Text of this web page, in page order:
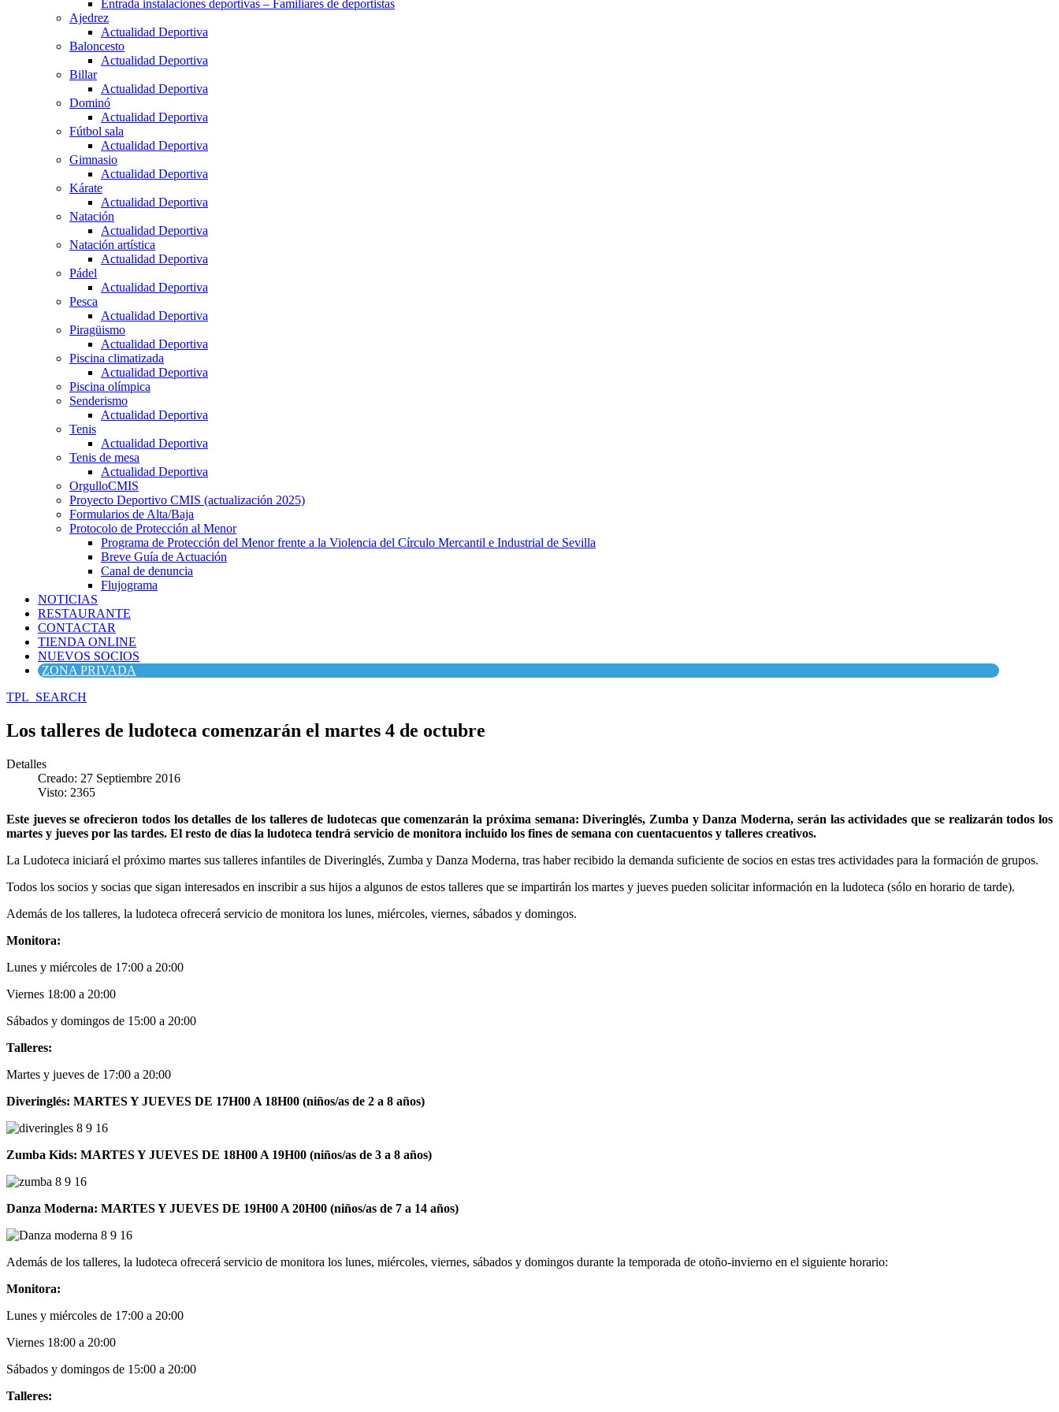
Entrada instalaciones deportivas – Familiares de deportistas
Ajedrez
Actualidad Deportiva
Baloncesto
Actualidad Deportiva
Billar
Actualidad Deportiva
Dominó
Actualidad Deportiva
Fútbol sala
Actualidad Deportiva
Gimnasio
Actualidad Deportiva
Kárate
Actualidad Deportiva
Natación
Actualidad Deportiva
Natación artística
Actualidad Deportiva
Pádel
Actualidad Deportiva
Pesca
Actualidad Deportiva
Piragüismo
Actualidad Deportiva
Piscina climatizada
Actualidad Deportiva
Piscina olímpica
Senderismo
Actualidad Deportiva
Tenis
Actualidad Deportiva
Tenis de mesa
Actualidad Deportiva
OrgulloCMIS
Proyecto Deportivo CMIS (actualización 2025)
Formularios de Alta/Baja
Protocolo de Protección al Menor
Programa de Protección del Menor frente a la Violencia del Círculo Mercantil e Industrial de Sevilla
Breve Guía de Actuación
Canal de denuncia
Flujograma
NOTICIAS
RESTAURANTE
CONTACTAR
TIENDA ONLINE
NUEVOS SOCIOS
ZONA PRIVADA
TPL_SEARCH
Los talleres de ludoteca comenzarán el martes 4 de octubre
Detalles
Creado: 27 Septiembre 2016
Visto: 2365
Este jueves se ofrecieron todos los detalles de los talleres de ludotecas que comenzarán la próxima semana: Diveringlés, Zumba y Danza Moderna, serán las actividades que se realizarán todos los
martes y jueves por las tardes. El resto de días la ludoteca tendrá servicio de monitora incluido los fines de semana con cuentacuentos y talleres creativos.
La Ludoteca iniciará el próximo martes sus talleres infantiles de Diveringlés, Zumba y Danza Moderna, tras haber recibido la demanda suficiente de socios en estas tres actividades para la formación de grupos.
Todos los socios y socias que sigan interesados en inscribir a sus hijos a algunos de estos talleres que se impartirán los martes y jueves pueden solicitar información en la ludoteca (sólo en horario de tarde).
Además de los talleres, la ludoteca ofrecerá servicio de monitora los lunes, miércoles, viernes, sábados y domingos.
Monitora:
Lunes y miércoles de 17:00 a 20:00
Viernes 18:00 a 20:00
Sábados y domingos de 15:00 a 20:00
Talleres:
Martes y jueves de 17:00 a 20:00
Diveringlés: MARTES Y JUEVES DE 17H00 A 18H00 (niños/as de 2 a 8 años)
Zumba Kids: MARTES Y JUEVES DE 18H00 A 19H00 (niños/as de 3 a 8 años)
Danza Moderna: MARTES Y JUEVES DE 19H00 A 20H00 (niños/as de 7 a 14 años)
Además de los talleres, la ludoteca ofrecerá servicio de monitora los lunes, miércoles, viernes, sábados y domingos durante la temporada de otoño-invierno en el siguiente horario:
Monitora:
Lunes y miércoles de 17:00 a 20:00
Viernes 18:00 a 20:00
Sábados y domingos de 15:00 a 20:00
Talleres: